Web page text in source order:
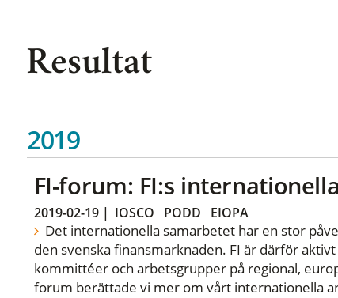
Resultat
2019
FI-forum: FI:s
2019-02-19| IOSCO PODD EIOPA
Det internationella samarbetet har en stor
den svenska finansmarknaden. FI är därför
kommittéer och arbetsgrupper på regional,
forum berättade vi mer om vårt internationella